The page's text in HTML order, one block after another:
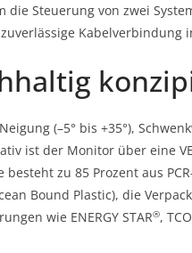
die Steuerung von zwei
Kabelverbindung
(–5° bis +35°),
ist der Monitor über eine
zu 85 Prozent aus
Bound Plastic), die
wie ENERGY STAR®,